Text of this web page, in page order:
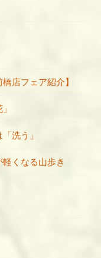
店フェア紹介】
洗う」
くなる山歩き